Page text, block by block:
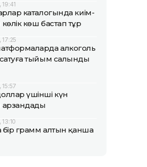
каталогында киім-
көш бастап тұр
алкоголь
тыйым салынды
үшінші күн
арзандады
бір грамм алтын қанша